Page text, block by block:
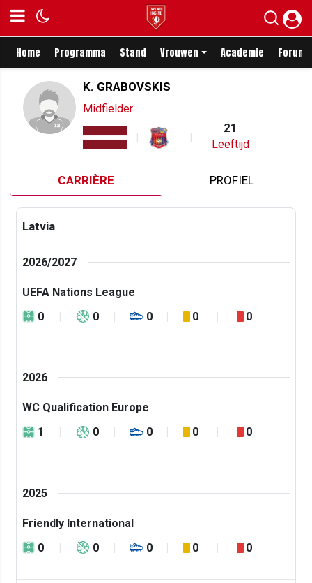
Home Programma Stand Vrouwen Academie Forum
K. GRABOVSKIS
Midfielder
21
Leeftijd
CARRIÈRE PROFIEL
Latvia
2026/2027
UEFA Nations League
0
0 0 0 0
2026
WC Qualification Europe
1
0 0 0 0
2025
Friendly International
0
0 0 0 0